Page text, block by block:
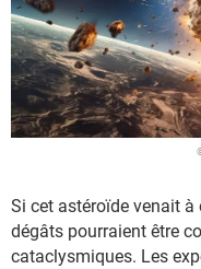
Si cet astéroïde venait à
dégâts pourraient être
cataclysmiques. Les